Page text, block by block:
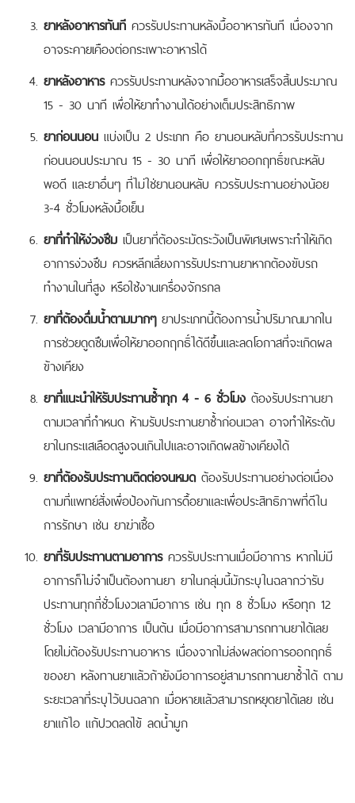
ยาหลังอาหารทันที ควรรับประทานหลังมื้ออาหารทันที เนื่องจาก
อาจระคายเคืองต่อกระเพาะอาหารได้
ยาหลังอาหารควรรับประทานหลังจากมื้ออาหารเสร็จสิ้นประมาณ
15 - 30 นาที เพื่อให้ยาทำงานได้อย่างเต็มประสิทธิภาพ
ยาก่อนนอน แบ่งเป็น 2 ประเภท คือ ยานอนหลับที่ควรรับประทาน
ก่อนนอนประมาณ 15 - 30 นาที เพื่อให้ยาออกฤทธิ์ขณะหลับ
พอดี และยาอื่นๆ ที่ไม่ใช่ยานอนหลับ ควรรับประทานอย่างน้อย
3-4 ชั่วโมงหลังมื้อเย็น
ยาที่ทำให้ง่วงซึม เป็นยาที่ต้องระมัดระวังเป็นพิเศษเพราะทำให้เกิด
อาการง่วงซึม ควรหลีกเลี่ยงการรับประทานยาหากต้องขับรถ
ทำงานในที่สูง หรือใช้งานเครื่องจักรกล
ยาที่ต้องดื่มน้ำตามมากๆ ยาประเภทนี้ต้องการน้ำปริมาณมากใน
การช่วยดูดซึมเพื่อให้ยาออกฤกธิ์ได้ดีขึ้นและลดโอกาสที่จะเกิดผล
ข้างเคียง
ยาที่แนะนำให้รับประทานซ้ำทุก 4 - 6 ชั่วโมง ต้องรับประทานยา
ตามเวลาที่กำหนด ห้ามรับประทานยาซ้ำก่อนเวลา อาจทำให้ระดับ
ยาในกระแสเลือดสูงจนเกินไปและอาจเกิดผลข้างเคียงได้
ยาที่ต้องรับประทานติดต่อจนหมด ต้องรับประทานอย่างต่อเนื่อง
ตามที่แพทย์สั่งเพื่อป้องกันการดื้อยาและเพื่อประสิทธิภาพที่ดีใน
การรักษา เช่น ยาฆ่าเชื้อ
ยาที่รับประทานตามอาการ ควรรับประทานเมื่อมีอาการ หากไม่มี
อาการก็ไม่จำเป็นต้องทานยา ยาในกลุ่มนี้มักระบุในฉลากว่ารับ
ประทานทุกกี่ชั่วโมงวเลามีอาการ เช่น ทุก 8 ชั่วโมง หรือทุก 12
ชั่วโมง เวลามีอาการ เป็นต้น เมื่อมีอาการสามารถทานยาได้เลย
โดยไม่ต้องรับประทานอาหาร เนื่องจากไม่ส่งผลต่อการออกฤกธิ์
ของยา หลังทานยาแล้วถ้ายังมีอาการอยู่สามารถทานยาซ้ำได้ ตาม
ระยะเวลาที่ระบุไว้บนฉลาก เมื่อหายแล้วสามารถหยุดยาได้เลย เช่น
ยาแก้ไอ แก้ปวดลดไข้ ลดน้ำมูก